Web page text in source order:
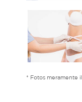
* Fotos meramente